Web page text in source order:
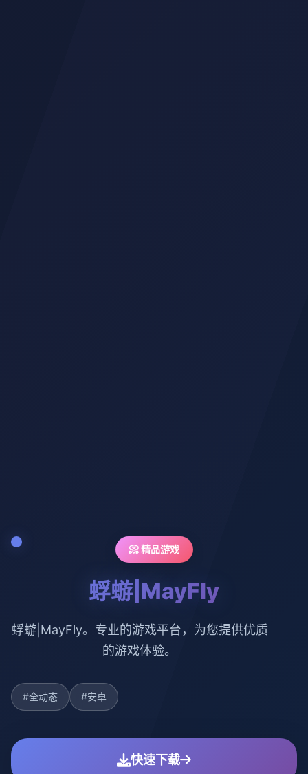
📀 精品游戏
蜉蝣|MayFly
蜉蝣|MayFly。专业的游戏平台，为您提供优质
的游戏体验。
#全动态 #安卓
快速下载